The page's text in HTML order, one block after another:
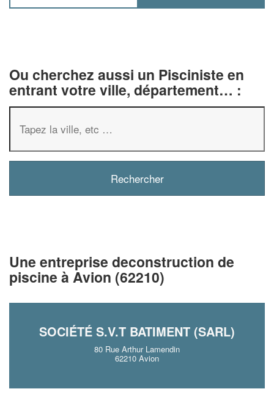
Ou cherchez aussi un Pisciniste en
entrant votre ville, département… :
Une entreprise deconstruction de
piscine à Avion (62210)
SOCIÉTÉ S.V.T BATIMENT (SARL)
80 Rue Arthur Lamendin
62210 Avion
✕
Vous êtes un
professionnel ?
nouveaux clients